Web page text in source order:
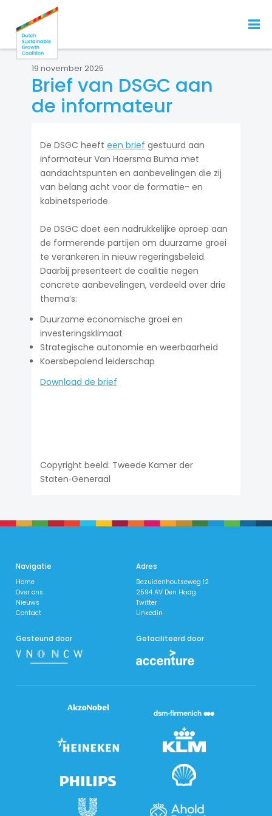
19 november 2025
Brief van DSGC aan
de informateur
De DSGC heefteen brief gestuurd aan
informateur Van Haersma Buma met
aandachtspunten en aanbevelingen die zij
van belang acht voor de formatie- en
kabinetsperiode.
De DSGC doet een nadrukkelijke oproep aan
de formerende partijen om duurzame groei
te verankeren in nieuw regeringsbeleid.
Daarbij presenteert de coalitie negen
concrete aanbevelingen, verdeeld over drie
thema’s:
Duurzame economische groei en
investeringsklimaat
Strategische autonomie en weerbaarheid
Koersbepalend leiderschap
Download de brief
Copyright beeld: Tweede Kamer der
Staten‑Generaal
Navigatie
Home
Over ons
Nieuws
​Contact
Adres
Bezuidenhoutseweg 12
2594 AV Den Haag
Twitter
Linkedin
Gesteund door Gefaciliteerd door